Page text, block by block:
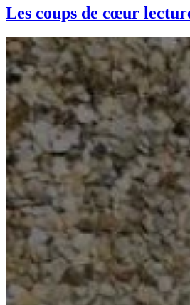
Les coups de cœur